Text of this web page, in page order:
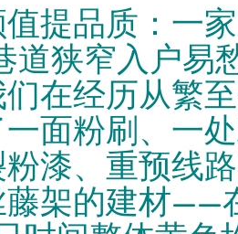
提品质：一
道狭窄入户易
在经历从繁
面粉刷、一
漆、重预线
架的建材——